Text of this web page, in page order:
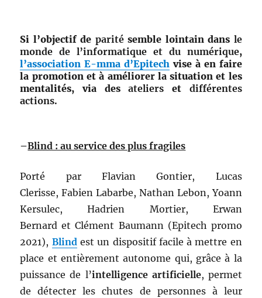
Si l’objectif de paritésemble lointain dans le
monde de l’informatique et du numérique,
l’association E-mma d’Epitech vise à en faire
la promotion et à améliorer la situation et les
mentalités, via desateliers et différentes
actions.
–Blind : au service des plus fragiles
Porté par Flavian Gontier, Lucas
Clerisse, Fabien Labarbe, Nathan Lebon, Yoann
Kersulec, Hadrien Mortier, Erwan
Bernard et Clément Baumann (Epitech promo
2021), Blind est un dispositif facile à mettre en
place et entièrement autonome qui, grâce à la
puissance de l’intelligence artificielle, permet
de détecter les chutes de personnes à leur